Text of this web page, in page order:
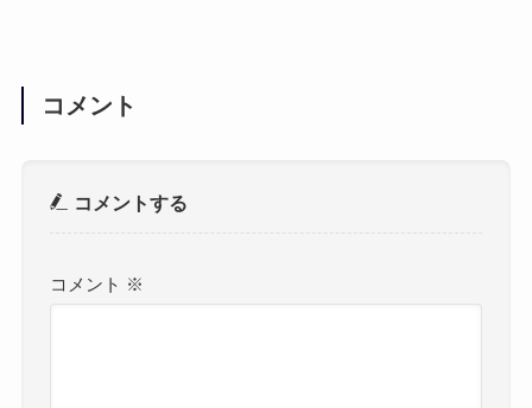
コメント
コメントする
コメント ※